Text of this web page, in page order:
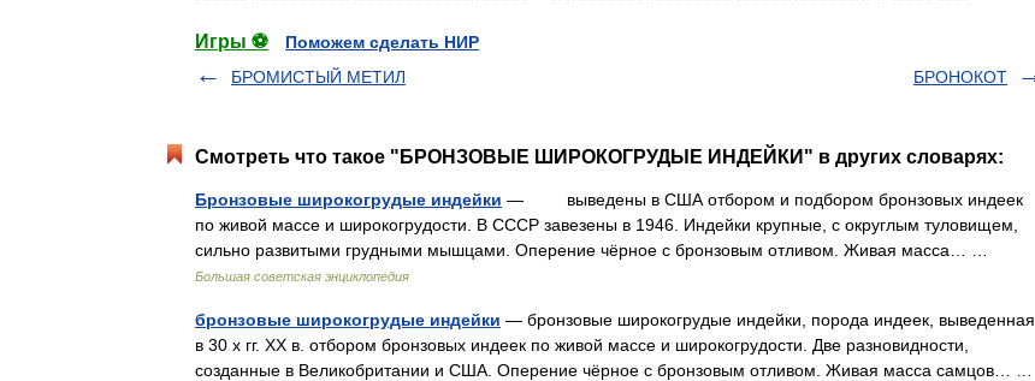
Игры ⚽
Поможем сделать НИР
БРОМИСТЫЙ МЕТИЛ
БРОНОКОТ
Смотреть что такое "БРОНЗОВЫЕ ШИРОКОГРУДЫЕ ИНДЕЙКИ" в других словарях:
Бронзовые широкогрудые индейки — выведены в США отбором и подбором бронзовых индеек
по живой массе и широкогрудости. В СССР завезены в 1946. Индейки крупные, с округлым туловищем,
сильно развитыми грудными мышцами. Оперение чёрное с бронзовым отливом. Живая масса… …
Большая советская энциклопедия
бронзовые широкогрудые индейки — бронзовые широкогрудые индейки, порода индеек, выведенная
в 30 х гг. XX в. отбором бронзовых индеек по живой массе и широкогрудости. Две разновидности,
созданные в Великобритании и США. Оперение чёрное с бронзовым отливом. Живая масса самцов… …